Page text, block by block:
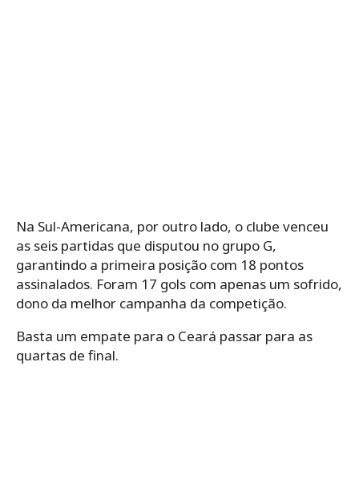
Na Sul-Americana, por outro lado, o clube venceu
as seis partidas que disputou no grupo G,
garantindo a primeira posição com 18 pontos
assinalados. Foram 17 gols com apenas um sofrido,
dono da melhor campanha da competição.
Basta um empate para o Ceará passar para as
quartas de final.